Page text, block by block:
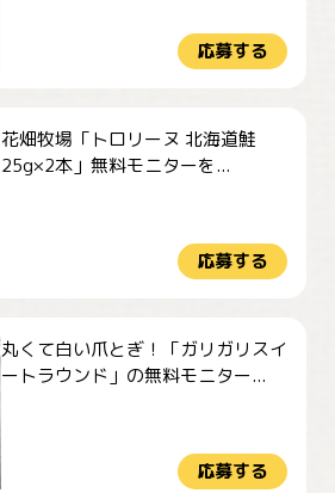
応募する
花畑牧場「トロリーヌ 北海道鮭
25g×2本」無料モニターを...
応募する
丸くて白い爪とぎ！「ガリガリスイ
ートラウンド」の無料モニター...
応募する